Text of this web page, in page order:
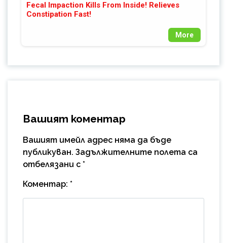
Fecal Impaction Kills From Inside! Relieves
Constipation Fast!
More
Вашият коментар
Вашият имейл адрес няма да бъде
публикуван. Задължителните полета са
отбелязани с *
Коментар: *